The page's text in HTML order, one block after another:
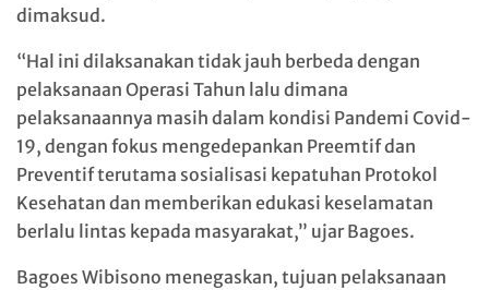
dimaksud.
“Hal ini dilaksanakan tidak jauh berbeda dengan
pelaksanaan Operasi Tahun lalu dimana
pelaksanaannya masih dalam kondisi Pandemi Covid-
19, dengan fokus mengedepankan Preemtif dan
Preventif terutama sosialisasi kepatuhan Protokol
Kesehatan dan memberikan edukasi keselamatan
berlalu lintas kepada masyarakat,” ujar Bagoes.
Bagoes Wibisono menegaskan, tujuan pelaksanaan